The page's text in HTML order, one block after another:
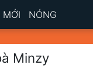
MỚI NÓNG
Minzy